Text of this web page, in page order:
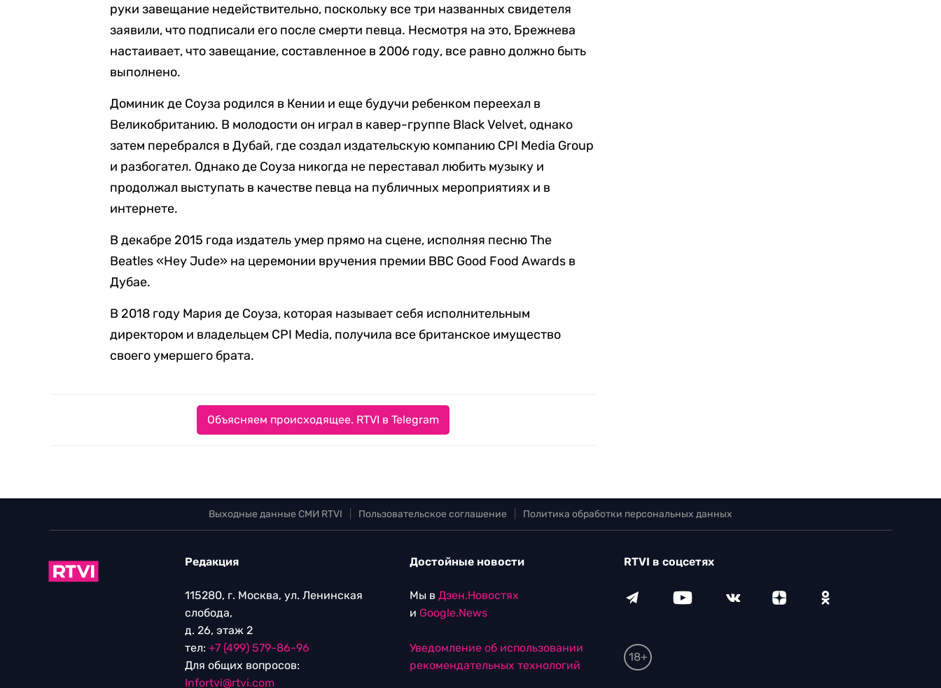
руки завещание недействительно, поскольку все три названных свидетеля
заявили, что подписали его после смерти певца. Несмотря на это, Брежнева
настаивает, что завещание, составленное в 2006 году, все равно должно быть
выполнено.
Доминик де Соуза родился в Кении и еще будучи ребенком переехал в
Великобританию. В молодости он играл в кавер-группе Black Velvet, однако
затем перебрался в Дубай, где создал издательскую компанию CPI Media Group
и разбогател. Однако де Соуза никогда не переставал любить музыку и
продолжал выступать в качестве певца на публичных мероприятиях и в
интернете.
В декабре 2015 года издатель умер прямо на сцене, исполняя песню The
Beatles «Hey Jude» на церемонии вручения премии BBC Good Food Awards в
Дубае.
В 2018 году Мария де Соуза, которая называет себя исполнительным
директором и владельцем CPI Media, получила все британское имущество
своего умершего брата.
Объясняем происходящее. RTVI в Telegram
Выходные данные СМИ RTVI Пользовательское соглашение Политика обработки персональных данных
Редакция
115280, г. Москва, ул. Ленинская
слобода,
д. 26, этаж 2
тел: +7 (499) 579-86-96
Для общих вопросов:
Infortvi@rtvi.com
Достойные новости
Мы в Дзен.Новостях
и Google.News
Уведомление об использовании
рекомендательных технологий
RTVI в соцсетях
18+